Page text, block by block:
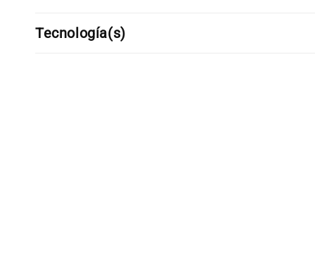
Tecnología(s)